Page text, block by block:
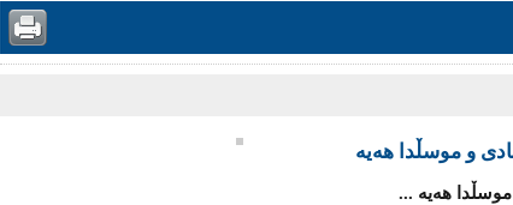
و موسڵدا هه‌یه‌
هه‌یه‌ ...